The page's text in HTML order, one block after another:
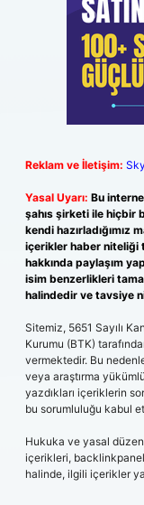
Reklam ve İletişim:
Yasal Uyarı: Bu
şahıs şirketi ile hiçbir
kendi hazırladığımız
içerikler haber niteliği
hakkında paylaşım
isim benzerlikleri
halindedir ve tavsiye
Sitemiz, 5651 Sayılı
Kurumu (BTK)
vermektedir. Bu
veya araştırma
yazdıkları içeriklerin
bu sorumluluğu kabul
Hukuka ve yasal
içerikleri,
halinde, ilgili içerikler